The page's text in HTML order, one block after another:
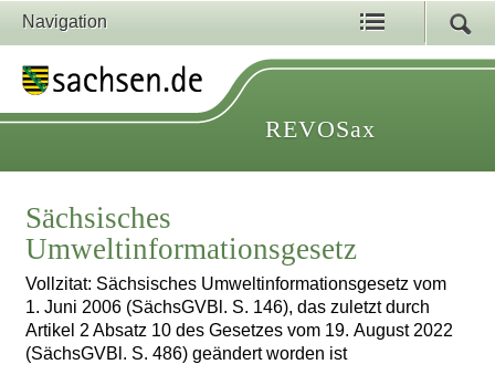
Navigation
REVOSax
Sächsisches
Umweltinformationsgesetz
Vollzitat: Sächsisches Umweltinformationsgesetz vom
1. Juni 2006 (SächsGVBl. S. 146), das zuletzt durch
Artikel 2 Absatz 10 des Gesetzes vom 19. August 2022
(SächsGVBl. S. 486) geändert worden ist